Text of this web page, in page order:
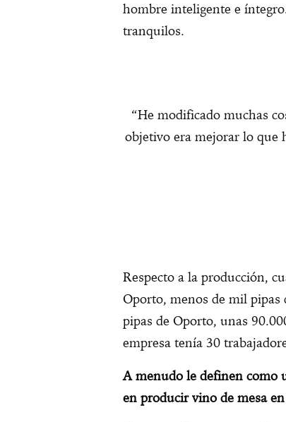
hombre inteligente e
tranquilos.
“He modificado muchas
objetivo era mejorar lo que
Respecto a la producción,
Oporto, menos de mil pipas
pipas de Oporto, unas
empresa tenía 30
A menudo le definen como
en producir vino de mesa